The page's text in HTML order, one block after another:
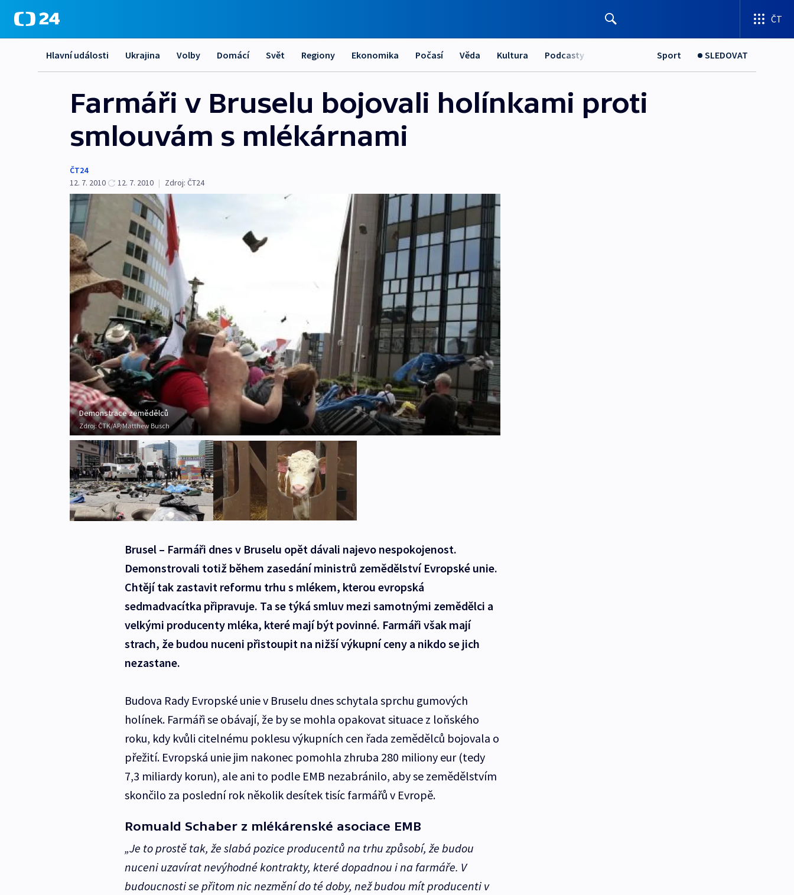
ČT
Hlavní události Ukrajina Volby Domácí Svět Regiony Ekonomika Počasí Věda Kultura Podcasty Sport SLEDOVAT
Farmáři v Bruselu bojovali holínkami proti
smlouvám s mlékárnami
ČT24
12. 7. 2010
12. 7. 2010 | Zdroj: ČT24
Demonstrace zemědělců
Zdroj: ČTK/AP/Matthew Busch
Brusel – Farmáři dnes v Bruselu opět dávali najevo nespokojenost.
Demonstrovali totiž během zasedání ministrů zemědělství Evropské unie.
Chtějí tak zastavit reformu trhu s mlékem, kterou evropská
sedmadvacítka připravuje. Ta se týká smluv mezi samotnými zemědělci a
velkými producenty mléka, které mají být povinné. Farmáři však mají
strach, že budou nuceni přistoupit na nižší výkupní ceny a nikdo se jich
nezastane.
Budova Rady Evropské unie v Bruselu dnes schytala sprchu gumových
holínek. Farmáři se obávají, že by se mohla opakovat situace z loňského
roku, kdy kvůli citelnému poklesu výkupních cen řada zemědělců bojovala o
přežití. Evropská unie jim nakonec pomohla zhruba 280 miliony eur (tedy
7,3 miliardy korun), ale ani to podle EMB nezabránilo, aby se zemědělstvím
skončilo za poslední rok několik desítek tisíc farmářů v Evropě.
Romuald Schaber z mlékárenské asociace EMB
„Je to prostě tak, že slabá pozice producentů na trhu způsobí, že budou
nuceni uzavírat nevýhodné kontrakty, které dopadnou i na farmáře. V
budoucnosti se přitom nic nezmění do té doby, než budou mít producenti v